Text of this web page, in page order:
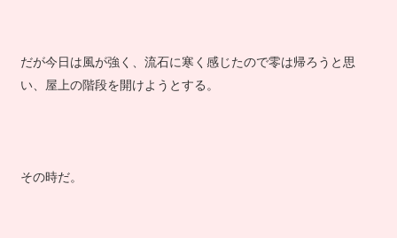
だが今日は風が強く、流石に寒く感じたので零は帰ろうと思
い、屋上の階段を開けようとする。
その時だ。